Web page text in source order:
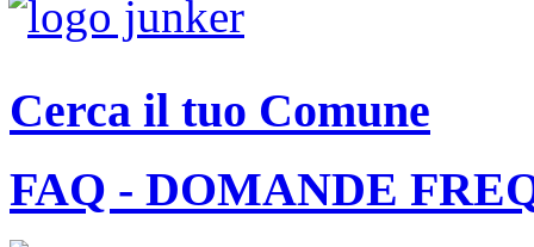
Cerca il tuo Comune
FAQ - DOMANDE